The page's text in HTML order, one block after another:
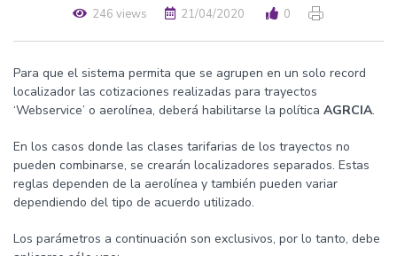
246 views 21/04/2020 0
Para que el sistema permita que se agrupen en un solo record
localizador las cotizaciones realizadas para trayectos
‘Webservice’ o aerolínea, deberá habilitarse la política AGRCIA.
En los casos donde las clases tarifarias de los trayectos no
pueden combinarse, se crearán localizadores separados. Estas
reglas dependen de la aerolínea y también pueden variar
dependiendo del tipo de acuerdo utilizado.
Los parámetros a continuación son exclusivos, por lo tanto, debe